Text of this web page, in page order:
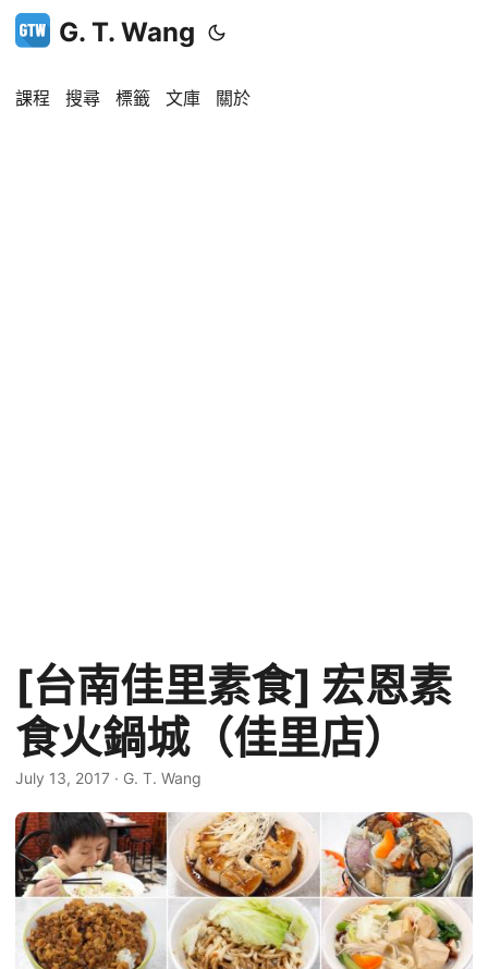
G. T. Wang
課程 搜尋 標籤 文庫 關於
[台南佳里素食] 宏恩素
食火鍋城（佳里店）
July 13, 2017 · G. T. Wang